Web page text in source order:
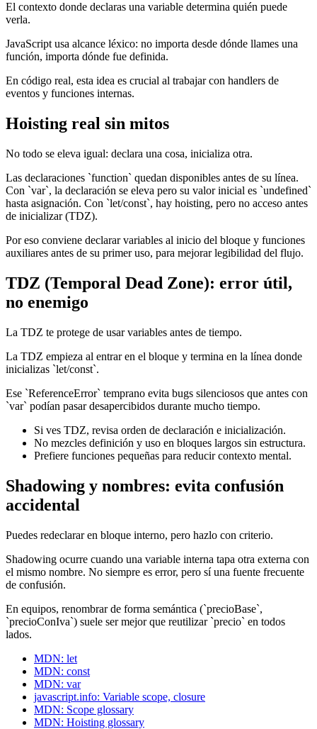
El contexto donde declaras una variable determina quién puede
verla.
JavaScript usa alcance léxico: no importa desde dónde llames una
función, importa dónde fue definida.
En código real, esta idea es crucial al trabajar con handlers de
eventos y funciones internas.
Hoisting real sin mitos
No todo se eleva igual: declara una cosa, inicializa otra.
Las declaraciones `function` quedan disponibles antes de su línea.
Con `var`, la declaración se eleva pero su valor inicial es `undefined`
hasta asignación. Con `let/const`, hay hoisting, pero no acceso antes
de inicializar (TDZ).
Por eso conviene declarar variables al inicio del bloque y funciones
auxiliares antes de su primer uso, para mejorar legibilidad del flujo.
TDZ (Temporal Dead Zone): error útil,
no enemigo
La TDZ te protege de usar variables antes de tiempo.
La TDZ empieza al entrar en el bloque y termina en la línea donde
inicializas `let/const`.
Ese `ReferenceError` temprano evita bugs silenciosos que antes con
`var` podían pasar desapercibidos durante mucho tiempo.
Si ves TDZ, revisa orden de declaración e inicialización.
No mezcles definición y uso en bloques largos sin estructura.
Prefiere funciones pequeñas para reducir contexto mental.
Shadowing y nombres: evita confusión
accidental
Puedes redeclarar en bloque interno, pero hazlo con criterio.
Shadowing ocurre cuando una variable interna tapa otra externa con
el mismo nombre. No siempre es error, pero sí una fuente frecuente
de confusión.
En equipos, renombrar de forma semántica (`precioBase`,
`precioConIva`) suele ser mejor que reutilizar `precio` en todos
lados.
MDN: let
MDN: const
MDN: var
javascript.info: Variable scope, closure
MDN: Scope glossary
MDN: Hoisting glossary